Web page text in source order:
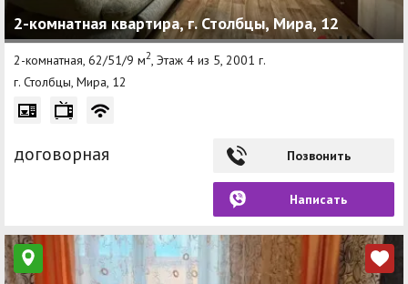
2-комнатная квартира, г. Столбцы, Мира, 12
2-комнатная, 62/51/9 м2, Этаж 4 из 5, 2001 г.
г. Столбцы, Мира, 12
договорная Позвонить
Написать